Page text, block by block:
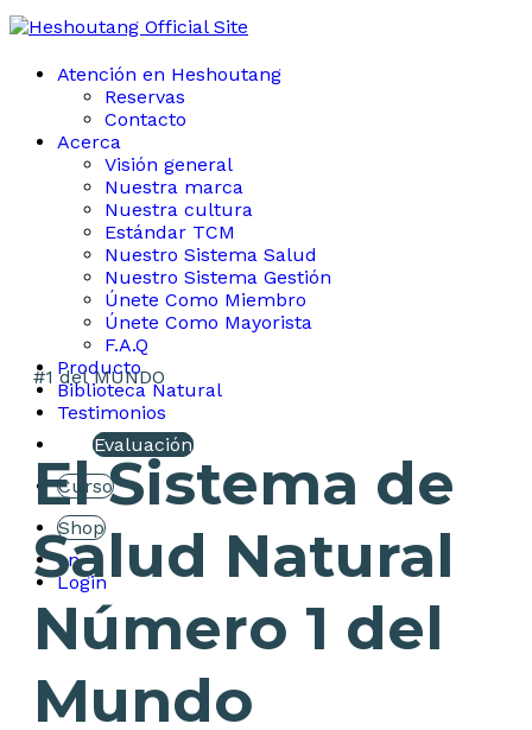
Atención en Heshoutang
Reservas
Contacto
Acerca
Visión general
Nuestra marca
Nuestra cultura
Estándar TCM
Nuestro Sistema Salud
Nuestro Sistema Gestión
Únete Como Miembro
Únete Como Mayorista
F.A.Q
Producto
Biblioteca Natural
Testimonios
Evaluación
Curso
Shop
en
Login
#1 del MUNDO
El Sistema de
Salud Natural
Número 1 del
Mundo